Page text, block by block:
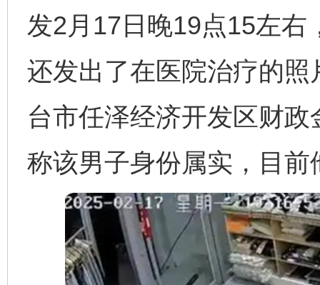
发2月17日晚19点15左右
还发出了在医院治疗的
台市任泽经济开发区财
称该男子身份属实，目